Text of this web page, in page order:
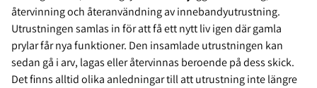
återvinning och återanvändning av innebandyutrustning.
Utrustningen samlas in för att få ett nytt liv igen där gamla
prylar får nya funktioner. Den insamlade utrustningen kan
sedan gå i arv, lagas eller återvinnas beroende på dess skick.
Det finns alltid olika anledningar till att utrustning inte längre